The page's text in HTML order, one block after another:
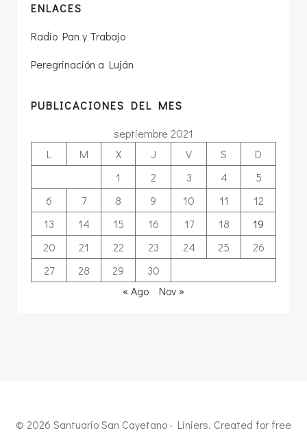
ENLACES
Radio Pan y Trabajo
Peregrinación a Luján
PUBLICACIONES DEL MES
septiembre 2021
L
M X J V S
D
1
2 3 4
5
6
7 8 9 10 11
12
13
14 15 16 17 18
19
20
21 22 23 24 25
26
27
28 29
30
« Ago
Nov »
© 2026 Santuario San Cayetano · Liniers. Created for free